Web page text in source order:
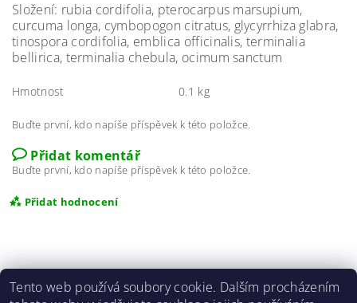
Složení: rubia cordifolia, pterocarpus marsupium,
curcuma longa, cymbopogon citratus, glycyrrhiza glabra,
tinospora cordifolia, emblica officinalis, terminalia
bellirica, terminalia chebula, ocimum sanctum
Hmotnost 0.1 kg
Buďte první, kdo napíše příspěvek k této položce.
Přidat komentář
Buďte první, kdo napíše příspěvek k této položce.
Přidat hodnocení
Tento web používá soubory cookie. Dalším procházením